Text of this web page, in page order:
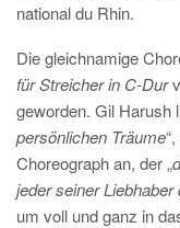
national du Rhin.
Die gleichnamige
für Streicher in C-Dur
geworden. Gil Harush
persönlichen Träume
Choreograph an, der „
jeder seiner
um voll und ganz in